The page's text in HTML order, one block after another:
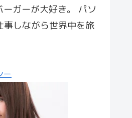
ガーが大好き。 パソ
事しながら世界中を旅
ー